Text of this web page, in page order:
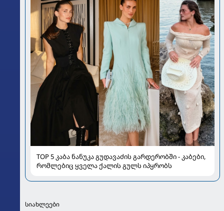
TOP 5 კაბა ნანუკა გუდავაძის გარდერობში - კაბები,
რომლებიც ყველა ქალის გულს იპყრობს
სიახლეები